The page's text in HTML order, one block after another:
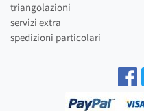
triangolazioni
servizi extra
spedizioni particolari